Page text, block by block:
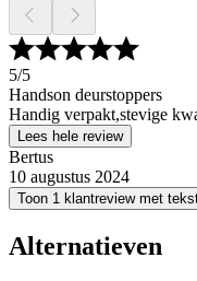
5/5
Handson deurstoppers
Handig verpakt,stevige
Lees hele review
Bertus
10 augustus 2024
Toon 1 klantreview met
Alternatieven